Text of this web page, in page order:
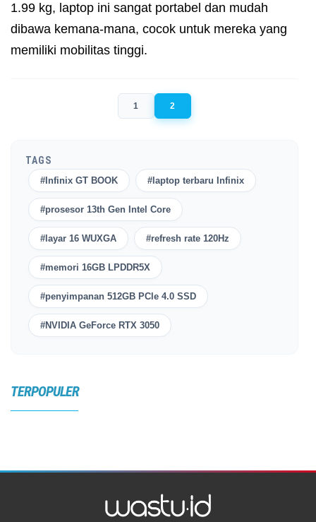
1.99 kg, laptop ini sangat portabel dan mudah
dibawa kemana-mana, cocok untuk mereka yang
memiliki mobilitas tinggi.
1 2
TAGS
#Infinix GT BOOK #laptop terbaru Infinix
#prosesor 13th Gen Intel Core
#layar 16 WUXGA #refresh rate 120Hz
#memori 16GB LPDDR5X
#penyimpanan 512GB PCle 4.0 SSD
#NVIDIA GeForce RTX 3050
TERPOPULER